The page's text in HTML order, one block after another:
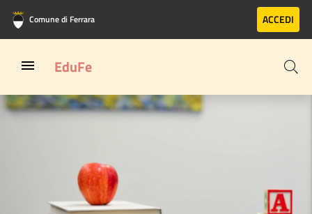
Vai al contenuto principale
Vai al footer
Comune di Ferrara ACCEDI
EduFe